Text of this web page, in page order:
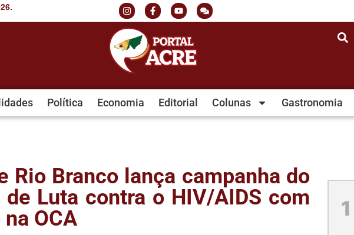
Política Economia Editorial Colunas Gastronomia
Rio Branco lança campanha do
Luta contra o HIV/AIDS com
OCA
1